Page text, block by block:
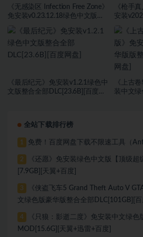
《无感染区 Infection Free Zone》
免安装v0.23.12.18绿色中文版
《枪手
安装
《最后纪元》免安装v1.2.1绿色中
文版整合全部DLC[23.6B][百度网
《上古
装中文
全站下载排行榜
1 免费！百度网盘下载不限速工具（
2
《还愿》免安装绿色中文版【顶级超
[7.9GB][天翼+百度]
3
《侠盗飞车5 Grand Theft Auto V
文绿色版豪华版整合全部DLC[101GB][百
4
《只狼：影逝二度》免安装中文绿色
MOD[15.6G][天翼+迅雷+百度]